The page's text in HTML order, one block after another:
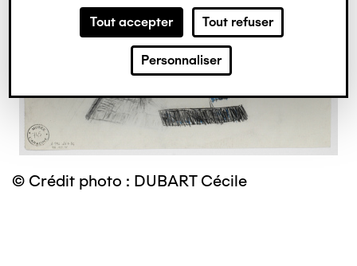
Tout accepter Tout refuser
Personnaliser
© Crédit photo : DUBART Cécile